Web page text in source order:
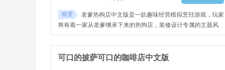
概要
老爹热狗店中文版是一款趣味经营模拟烹饪游戏，玩家
将有着一家从老爹继承下来的热狗店，装修设计专属的主题风
格，根据每一位顾客的口味进行烹饪获取好评，赚取钱财，将热
狗与各种美食结合，研究出全新口味的热狗套餐，吸引更多顾客
前来，体验感十足，感兴趣的玩家千万不要错过哦!
可口的披萨可口的咖啡店中文版